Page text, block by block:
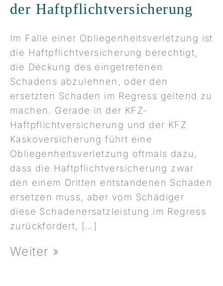
der Haftpflichtversicherung
Im Falle einer Obliegenheitsverletzung ist
die Haftpflichtversicherung berechtigt,
die Deckung des eingetretenen
Schadens abzulehnen, oder den
ersetzten Schaden im Regress geltend zu
machen. Gerade in der KFZ-
Haftpflichtversicherung und der KFZ
Kaskoversicherung führt eine
Obliegenheitsverletzung oftmals dazu,
dass die Haftpflichtversicherung zwar
den einem Dritten entstandenen Schaden
ersetzen muss, aber vom Schädiger
diese Schadenersatzleistung im Regress
zurückfordert, […]
Weiter »